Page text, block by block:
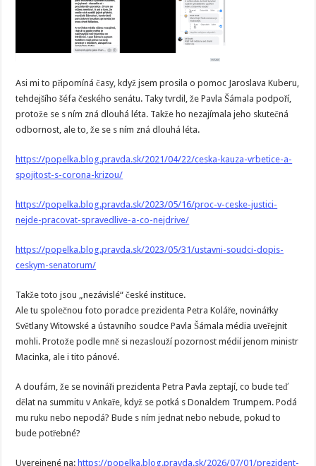
Asi mi to připomíná časy, když jsem prosila o pomoc Jaroslava Kuberu,
tehdejšího šéfa českého senátu. Taky tvrdil, že Pavla Šámala podpoří,
protože se s ním zná dlouhá léta. Takže ho nezajímala jeho skutečná
odbornost, ale to, že se s ním zná dlouhá léta.
https://popelka.blog.pravda.sk/2021/04/22/ceska-kauza-vrbetice-a-
spojitost-s-corona-krizou/
https://popelka.blog.pravda.sk/2023/05/16/proc-v-ceske-justici-
nejde-pracovat-spravedlive-a-co-nejdrive/
https://popelka.blog.pravda.sk/2023/05/31/ustavni-soudci-dopis-
ceskym-senatorum/
Takže toto jsou „nezávislé“ české instituce.
Ale tu společnou foto poradce prezidenta Petra Koláře, novinářky
Světlany Witowské a ústavního soudce Pavla Šámala média uveřejnit
mohli. Protože podle mně si nezaslouží pozornost médií jenom ministr
Macinka, ale i tito pánové.
A doufám, že se novináři prezidenta Petra Pavla zeptají, co bude teď
dělat na summitu v Ankaře, když se potká s Donaldem Trumpem. Podá
mu ruku nebo nepodá? Bude s ním jednat nebo nebude, pokud to
bude potřebné?
Uverejnené na: https://popelka.blog.pravda.sk/2026/07/01/prezident-